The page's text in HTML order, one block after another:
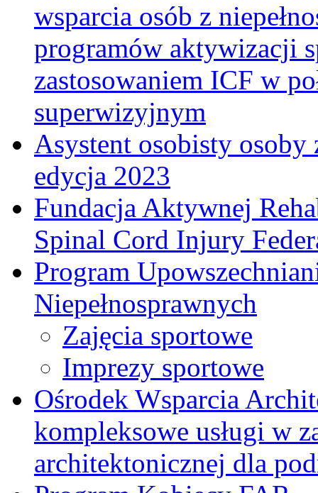
wsparcia osób z
programów aktywizacji
zastosowaniem ICF w
superwizyjnym
Asystent osobisty osoby
edycja 2023
Fundacja Aktywnej
Spinal Cord Injury
Program
Niepełnosprawnych
Zajęcia sportowe
Imprezy sportowe
Ośrodek Wsparcia
kompleksowe usługi w
architektonicznej dla